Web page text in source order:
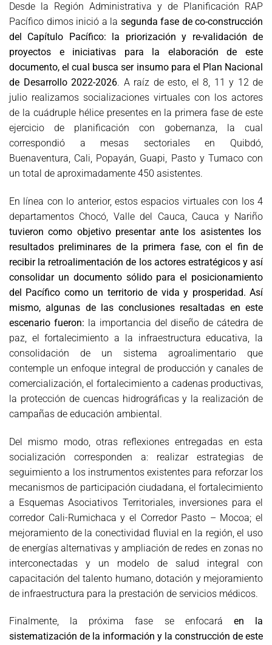
Desde la Región Administrativa y de Planificación RAP
Pacífico dimos inició a la segunda fase de co-construcción
del Capítulo Pacífico: la priorización y re-validación de
proyectos e iniciativas para la elaboración de este
documento, el cual busca ser insumo para el Plan Nacional
de Desarrollo 2022-2026. A raíz de esto, el 8, 11 y 12 de
julio realizamos socializaciones virtuales con los actores
de la cuádruple hélice presentes en la primera fase de este
ejercicio de planificación con gobernanza, la cual
correspondió a mesas sectoriales en Quibdó,
Buenaventura, Cali, Popayán, Guapi, Pasto y Tumaco con
un total de aproximadamente 450 asistentes.
En línea con lo anterior, estos espacios virtuales con los 4
departamentos Chocó, Valle del Cauca, Cauca y Nariño
tuvieron como objetivo presentar ante los asistentes los
resultados preliminares de la primera fase, con el fin de
recibir la retroalimentación de los actores estratégicos y así
consolidar un documento sólido para el posicionamiento
del Pacífico como un territorio de vida y prosperidad. Así
mismo, algunas de las conclusiones resaltadas en este
escenario fueron: la importancia del diseño de cátedra de
paz, el fortalecimiento a la infraestructura educativa, la
consolidación de un sistema agroalimentario que
contemple un enfoque integral de producción y canales de
comercialización, el fortalecimiento a cadenas productivas,
la protección de cuencas hidrográficas y la realización de
campañas de educación ambiental.
Del mismo modo, otras reflexiones entregadas en esta
socialización corresponden a: realizar estrategias de
seguimiento a los instrumentos existentes para reforzar los
mecanismos de participación ciudadana, el fortalecimiento
a Esquemas Asociativos Territoriales, inversiones para el
corredor Cali-Rumichaca y el Corredor Pasto – Mocoa; el
mejoramiento de la conectividad fluvial en la región, el uso
de energías alternativas y ampliación de redes en zonas no
interconectadas y un modelo de salud integral con
capacitación del talento humano, dotación y mejoramiento
de infraestructura para la prestación de servicios médicos.
Finalmente, la próxima fase se enfocará en la
sistematización de la información y la construcción de este